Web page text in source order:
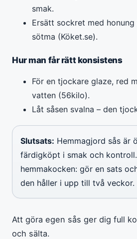
smak.
Ersätt sockret med
sötma (Köket.se).
Hur man får rätt konsistens
För en tjockare glaze, red
vatten (56kilo).
Låt såsen svalna – den
Slutsats: Hemmagjord sås är
färdigköpt i smak och
hemmakocken: gör en sats
den håller i upp till två veckor.
Att göra egen sås ger dig full
och sälta.